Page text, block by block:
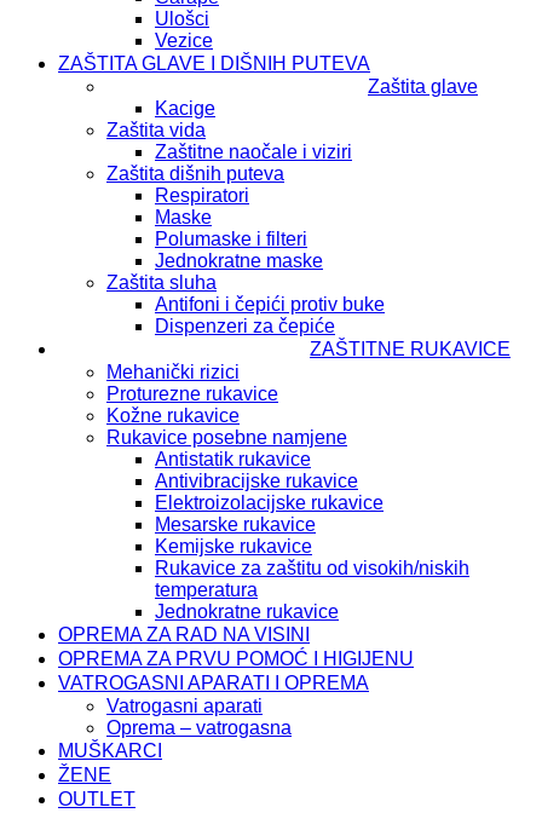
Ulošci
Vezice
ZAŠTITA GLAVE I DIŠNIH PUTEVA
Zaštita glave
Kacige
Zaštita vida
Zaštitne naočale i viziri
Zaštita dišnih puteva
Respiratori
Maske
Polumaske i filteri
Jednokratne maske
Zaštita sluha
Antifoni i čepići protiv buke
Dispenzeri za čepiće
ZAŠTITNE RUKAVICE
Mehanički rizici
Proturezne rukavice
Kožne rukavice
Rukavice posebne namjene
Antistatik rukavice
Antivibracijske rukavice
Elektroizolacijske rukavice
Mesarske rukavice
Kemijske rukavice
Rukavice za zaštitu od visokih/niskih
temperatura
Jednokratne rukavice
OPREMA ZA RAD NA VISINI
OPREMA ZA PRVU POMOĆ I HIGIJENU
VATROGASNI APARATI I OPREMA
Vatrogasni aparati
Oprema – vatrogasna
MUŠKARCI
ŽENE
OUTLET